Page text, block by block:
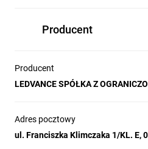
Producent
Producent
LEDVANCE SPÓŁKA Z
Adres pocztowy
ul. Franciszka Klimczaka 1/KL. E,